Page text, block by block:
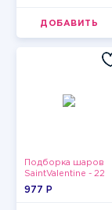
ДОБАВИТЬ
Подборка шаров
SaintValentine - 22
977 P